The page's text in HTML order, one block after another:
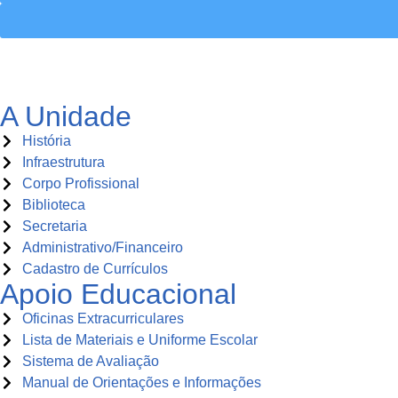
A Unidade
História
Infraestrutura
Corpo Profissional
Biblioteca
Secretaria
Administrativo/Financeiro
Cadastro de Currículos
Apoio Educacional
Oficinas Extracurriculares
Lista de Materiais e Uniforme Escolar
Sistema de Avaliação
Manual de Orientações e Informações